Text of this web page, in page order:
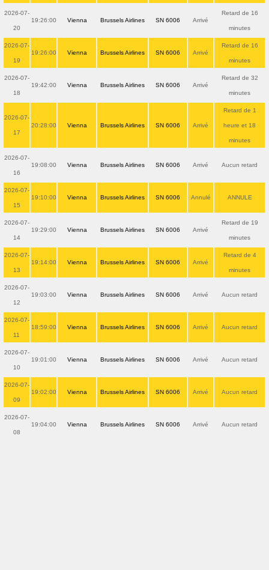
2026-07-
20
19:26:00 Vienna Brussels Airlines SN 6006 Arrivé
Retard de 16
minutes
2026-07-
19
19:26:00 Vienna Brussels Airlines SN 6006 Arrivé
Retard de 16
minutes
2026-07-
18
19:42:00 Vienna Brussels Airlines SN 6006 Arrivé
Retard de 32
minutes
2026-07-
17
20:28:00 Vienna Brussels Airlines SN 6006 Arrivé
Retard de 1
heure et 18
minutes
2026-07-
16
19:08:00 Vienna Brussels Airlines SN 6006 Arrivé Aucun retard
2026-07-
15
19:10:00 Vienna Brussels Airlines SN 6006 Annulé ANNULE
2026-07-
14
19:29:00 Vienna Brussels Airlines SN 6006 Arrivé
Retard de 19
minutes
2026-07-
13
19:14:00 Vienna Brussels Airlines SN 6006 Arrivé
Retard de 4
minutes
2026-07-
12
19:03:00 Vienna Brussels Airlines SN 6006 Arrivé Aucun retard
2026-07-
11
18:59:00 Vienna Brussels Airlines SN 6006 Arrivé Aucun retard
2026-07-
10
19:01:00 Vienna Brussels Airlines SN 6006 Arrivé Aucun retard
2026-07-
09
19:02:00 Vienna Brussels Airlines SN 6006 Arrivé Aucun retard
2026-07-
08
19:04:00 Vienna Brussels Airlines SN 6006 Arrivé Aucun retard